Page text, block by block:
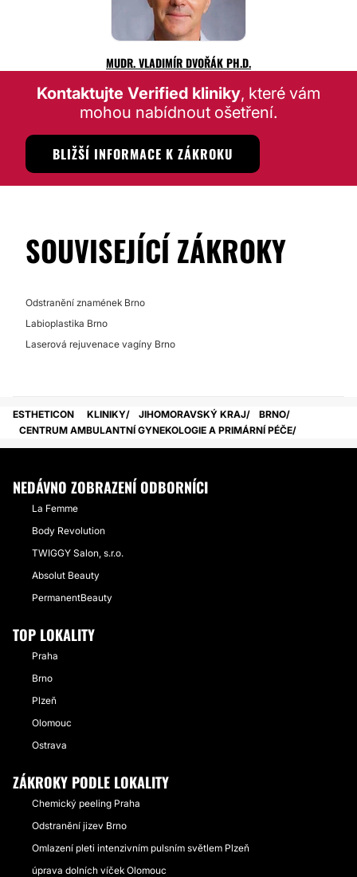
MUDR. VLADIMÍR DVOŘÁK PH.D.
Kontaktujte Verified kliniky, které vám
mohou nabídnout ošetření.
BLIŽŠÍ INFORMACE K ZÁKROKU
SOUVISEJÍCÍ ZÁKROKY
Odstranění znamének Brno
Labioplastika Brno
Laserová rejuvenace vagíny Brno
ESTHETICON KLINIKY JIHOMORAVSKÝ KRAJ
BRNO
CENTRUM AMBULANTNÍ GYNEKOLOGIE A PRIMÁRNÍ PÉČE
NEDÁVNO ZOBRAZENÍ ODBORNÍCI
La Femme
Body Revolution
TWIGGY Salon, s.r.o.
Absolut Beauty
PermanentBeauty
TOP LOKALITY
Praha
Brno
Plzeň
Olomouc
Ostrava
ZÁKROKY PODLE LOKALITY
Chemický peeling Praha
Odstranění jizev Brno
Omlazení pleti intenzivním pulsním světlem Plzeň
úprava dolních víček Olomouc